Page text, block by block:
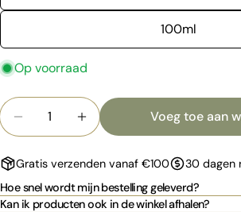
100ml
Op voorraad
Hoeveelheid
Aantal verlagen voor YODEYMA -
Verhoog het aantal
Voeg toe aan
Gratis verzenden vanaf €100
30 dagen
Hoe snel wordt mijn bestelling geleverd?
Kan ik producten ook in de winkel afhalen?
De met * gemarkeerde velden zijn verplicht.